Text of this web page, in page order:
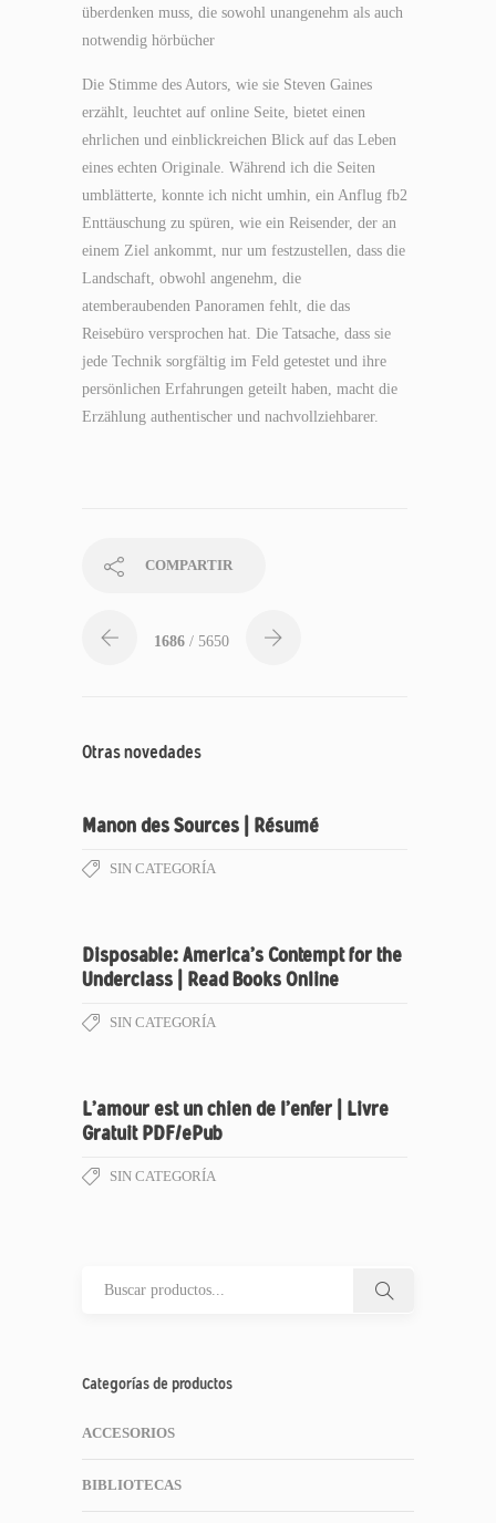
überdenken muss, die sowohl unangenehm als auch
notwendig hörbücher
Die Stimme des Autors, wie sie Steven Gaines
erzählt, leuchtet auf online Seite, bietet einen
ehrlichen und einblickreichen Blick auf das Leben
eines echten Originale. Während ich die Seiten
umblätterte, konnte ich nicht umhin, ein Anflug fb2
Enttäuschung zu spüren, wie ein Reisender, der an
einem Ziel ankommt, nur um festzustellen, dass die
Landschaft, obwohl angenehm, die
atemberaubenden Panoramen fehlt, die das
Reisebüro versprochen hat. Die Tatsache, dass sie
jede Technik sorgfältig im Feld getestet und ihre
persönlichen Erfahrungen geteilt haben, macht die
Erzählung authentischer und nachvollziehbarer.
COMPARTIR
1686 / 5650
Otras novedades
Manon des Sources | Résumé
SIN CATEGORÍA
Disposable: America’s Contempt for the
Underclass | Read Books Online
SIN CATEGORÍA
L’amour est un chien de l’enfer | Livre
Gratuit PDF/ePub
SIN CATEGORÍA
Categorías de productos
ACCESORIOS
BIBLIOTECAS